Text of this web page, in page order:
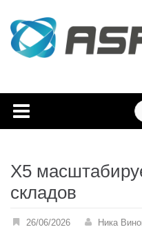
content
X5
складов
26/06/2026 Ника